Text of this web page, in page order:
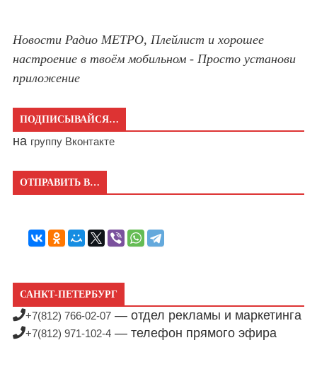
Новости Радио МЕТРО, Плейлист и хорошее
настроение в твоём мобильном - Просто установи
приложение
ПОДПИСЫВАЙСЯ…
на группу Вконтакте
ОТПРАВИТЬ В…
САНКТ-ПЕТЕРБУРГ
+7(812) 766-02-07 — отдел рекламы и маркетинга
+7(812) 971-102-4 — телефон прямого эфира